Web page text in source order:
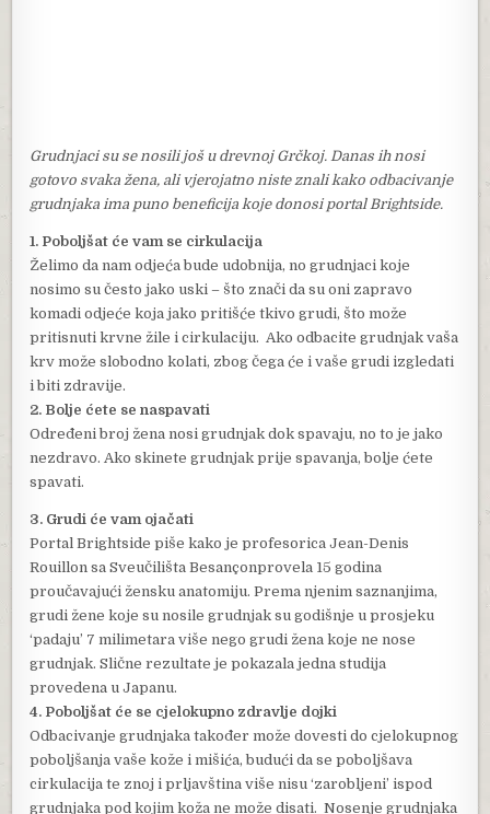
Grudnjaci su se nosili još u drevnoj Grčkoj. Danas ih nosi
gotovo svaka žena, ali vjerojatno niste znali kako odbacivanje
grudnjaka ima puno beneficija koje donosi portal Brightside.
1. Poboljšat će vam se cirkulacija
Želimo da nam odjeća bude udobnija, no grudnjaci koje
nosimo su često jako uski – što znači da su oni zapravo
komadi odjeće koja jako pritišće tkivo grudi, što može
pritisnuti krvne žile i cirkulaciju. Ako odbacite grudnjak vaša
krv može slobodno kolati, zbog čega će i vaše grudi izgledati
i biti zdravije.
2. Bolje ćete se naspavati
Određeni broj žena nosi grudnjak dok spavaju, no to je jako
nezdravo. Ako skinete grudnjak prije spavanja, bolje ćete
spavati.
3. Grudi će vam ojačati
Portal Brightside piše kako je profesorica Jean-Denis
Rouillon sa Sveučilišta Besançonprovela 15 godina
proučavajući žensku anatomiju. Prema njenim saznanjima,
grudi žene koje su nosile grudnjak su godišnje u prosjeku
‘padaju’ 7 milimetara više nego grudi žena koje ne nose
grudnjak. Slične rezultate je pokazala jedna studija
provedena u Japanu.
4. Poboljšat će se cjelokupno zdravlje dojki
Odbacivanje grudnjaka također može dovesti do cjelokupnog
poboljšanja vaše kože i mišića, budući da se poboljšava
cirkulacija te znoj i prljavština više nisu ‘zarobljeni’ ispod
grudnjaka pod kojim koža ne može disati. Nosenje grudnjaka